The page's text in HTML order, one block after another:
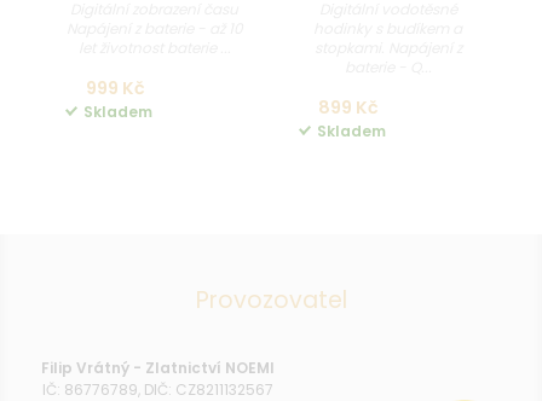
999 Kč
Skladem 899 Kč
Skladem
Provozovatel
Filip Vrátný - Zlatnictví NOEMI
IČ: 86776789, DIČ: CZ8211132567